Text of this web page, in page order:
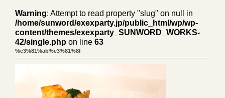
Warning: Attempt to read property "slug" on null in
/home/sunword/exexparty.jp/public_html/wp/wp-
content/themes/exexparty_SUNWORD_WORKS-
42/single.php on line 63
%e3%81%ab%e3%81%8f